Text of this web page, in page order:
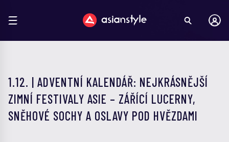
1.12. | ADVENTNÍ KALENDÁŘ: NEJKRÁSNĚJŠÍ
ZIMNÍ FESTIVALY ASIE – ZÁŘÍCÍ LUCERNY,
SNĚHOVÉ SOCHY A OSLAVY POD HVĚZDAMI